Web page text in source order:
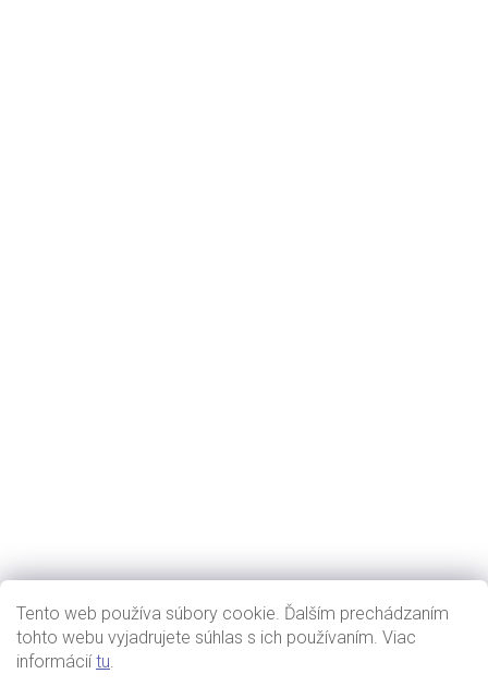
Tento web používa súbory cookie. Ďalším prechádzaním
tohto webu vyjadrujete súhlas s ich používaním. Viac
informáciítu.